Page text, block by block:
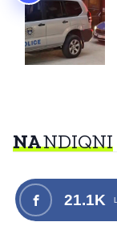
NANDIQNI
21.1K